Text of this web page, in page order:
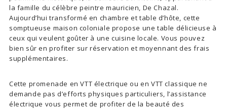
la famille du célèbre peintre mauricien, De Chazal.
Aujourd’hui transformé en chambre et table d’hôte, cette
somptueuse maison coloniale propose une table délicieuse à
ceux qui veulent goûter à une cuisine locale. Vous pouvez
bien sûr en profiter sur réservation et moyennant des frais
supplémentaires.
Cette promenade en VTT électrique ou en VTT classique ne
demande pas d’efforts physiques particuliers, l’assistance
électrique vous permet de profiter de la beauté des